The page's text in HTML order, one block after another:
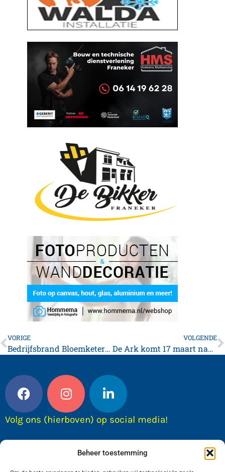
Beheer toestemming
VORIGE
Bedrijfsbrand Bloemketerp was loos alarm
VOLGENDE
De Ark komt 17 maart naar Franeker
Volg ons (hierboven) op social media!